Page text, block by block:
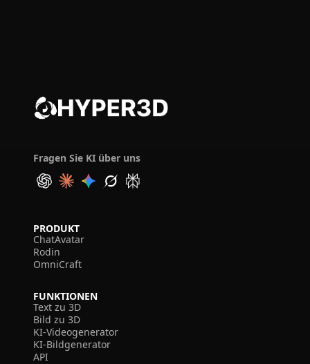
Fragen Sie KI über uns
PRODUKT
ChatAvatar
Rodin
OmniCraft
FUNKTIONEN
Text zu 3D
Bild zu 3D
KI-Videogenerator
KI-Bildgenerator
API